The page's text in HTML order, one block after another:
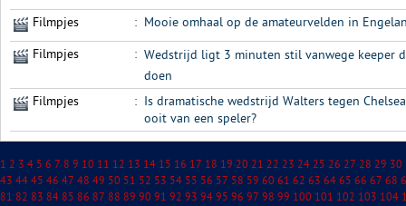
Filmpjes : Mooie omhaal op de amateurvelden in
Filmpjes : Wedstrijd ligt 3 minuten stil vanwege keeper die
doen
Filmpjes
: Is dramatische wedstrijd Walters tegen
ooit van een speler?
1 2 3 4 5 6 7 8 9 10 11 12 13 14 15 16 17 18 19 20 21 22 23 24 25 26 27 28 29 30
43 44 45 46 47 48 49 50 51 52 53 54 55 56 57 58 59 60 61 62 63 64 65 66 67 68
81 82 83 84 85 86 87 88 89 90 91 92 93 94 95 96 97 98 99 100 101 102 103 104